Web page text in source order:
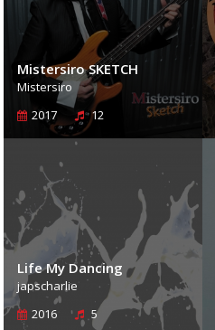
Mistersiro SKETCH
Mistersiro
2017
12
Life My Dancing
japscharlie
2016
5